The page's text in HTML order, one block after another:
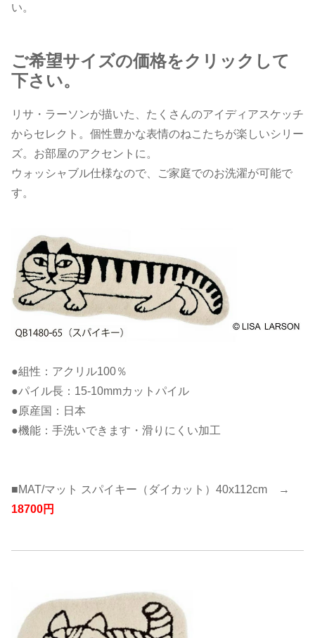
い。
ご希望サイズの価格をクリックして
下さい。
リサ・ラーソンが描いた、たくさんのアイディアスケッチ
からセレクト。個性豊かな表情のねこたちが楽しいシリー
ズ。お部屋のアクセントに。
ウォッシャブル仕様なので、ご家庭でのお洗濯が可能で
す。
●組性：アクリル100％
●パイル長：15-10mmカットパイル
●原産国：日本
●機能：手洗いできます・滑りにくい加工
■MAT/マット スパイキー（ダイカット）40x112cm →
18700円